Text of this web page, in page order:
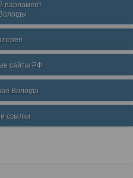
парламент
сайты РФ
Вологда
ссылки